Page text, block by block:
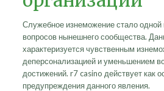
Служебное изнеможение стало одной
вопросов нынешнего сообщества.
характеризуется чувственным
деперсонализацией и уменьшением
достижений. r7 casino действует как
предупреждения данного явления.